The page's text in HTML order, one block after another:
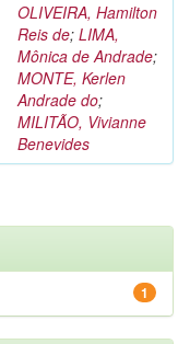
OLIVEIRA, Hamilton
Reis de; LIMA,
Mônica de Andrade;
MONTE, Kerlen
Andrade do;
MILITÃO, Vivianne
Benevides
1